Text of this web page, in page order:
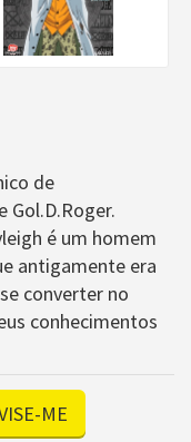
de
é um homem
antigamente era
converter no
conhecimentos
ME